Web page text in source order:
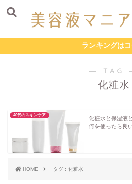
ランキングは
― TAG
化粧水
40代のスキンケア
化粧水と保湿液
何を使ったら良
HOME タグ : 化粧水